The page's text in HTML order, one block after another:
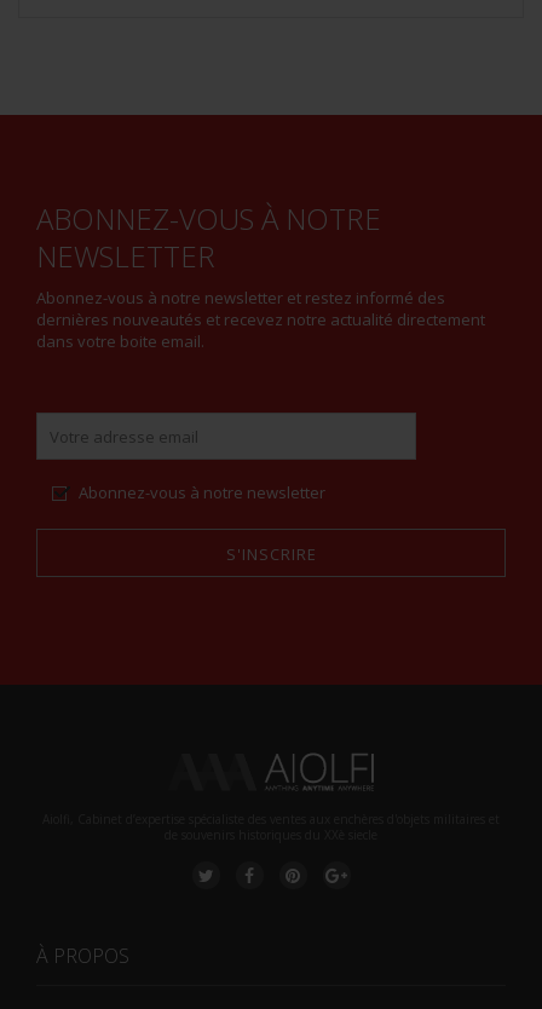
ABONNEZ-VOUS À NOTRE
NEWSLETTER
Abonnez-vous à notre newsletter et restez informé des
dernières nouveautés et recevez notre actualité directement
dans votre boite email.
Abonnez-vous à notre newsletter
S'INSCRIRE
À PROPOS